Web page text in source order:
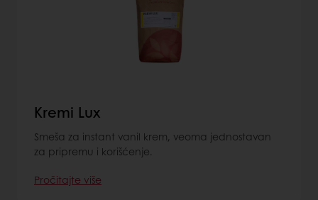
Kremi Lux
Smeša za instant vanil krem, veoma jednostavan
za pripremu i korišćenje.
Pročitajte više